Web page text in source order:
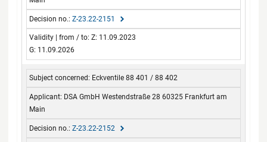
Z-23.22-2151
Z: 11.09.2023
G: 11.09.2026
Eckventile 88 401 / 88 402
DSA GmbH Westendstraße 28 60325 Frankfurt am
Main
Z-23.22-2152